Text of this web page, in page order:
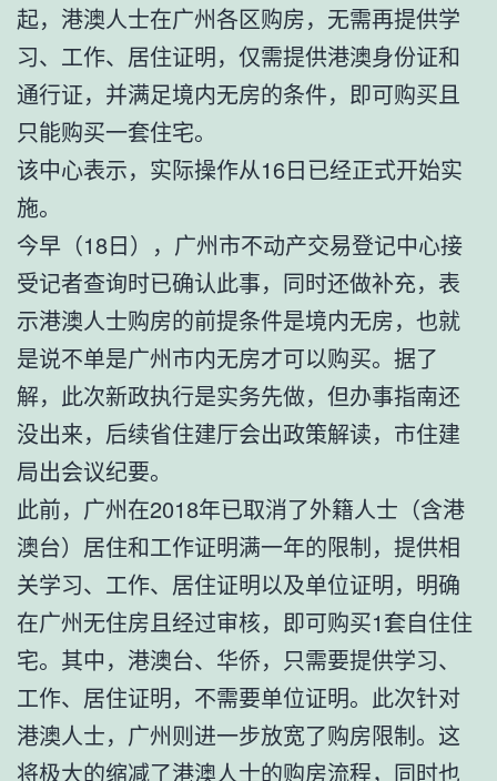
起，港澳人士在广州各区购房，无需再提供学
习、工作、居住证明，仅需提供港澳身份证和
通行证，并满足境内无房的条件，即可购买且
只能购买一套住宅。
该中心表示，实际操作从16日已经正式开始实
施。
今早（18日），广州市不动产交易登记中心接
受记者查询时已确认此事，同时还做补充，表
示港澳人士购房的前提条件是境内无房，也就
是说不单是广州市内无房才可以购买。据了
解，此次新政执行是实务先做，但办事指南还
没出来，后续省住建厅会出政策解读，市住建
局出会议纪要。
此前，广州在2018年已取消了外籍人士（含港
澳台）居住和工作证明满一年的限制，提供相
关学习、工作、居住证明以及单位证明，明确
在广州无住房且经过审核，即可购买1套自住住
宅。其中，港澳台、华侨，只需要提供学习、
工作、居住证明，不需要单位证明。此次针对
港澳人士，广州则进一步放宽了购房限制。这
将极大的缩减了港澳人士的购房流程，同时也